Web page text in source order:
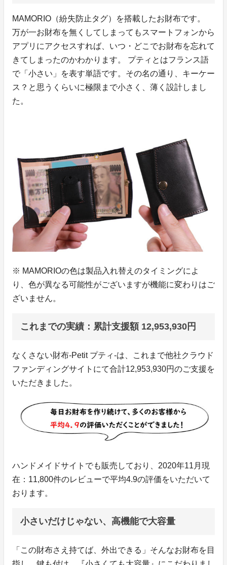
MAMORIO（紛失防止タグ）を搭載したお財布です。
万が一お財布を無くしてしまってもスマートフォンから
アプリにアクセスすれば、いつ・どこでお財布を忘れて
きてしまったのかわかります。 プティとはフランス語
で「小さい」を表す単語です。その名の通り、キーケー
ス？と思うくらいに極限まで小さく、薄く設計しまし
た。
※ MAMORIOの色は製品入れ替えのタイミングによ
り、色が異なる可能性がございますが機能に変わりはご
ざいません。
これまでの実績：累計支援額 12,953,930円
なくさない財布-Petit プティ-は、これまで他社クラウド
ファンディングサイトにて合計12,953,930円のご支援を
いただきました。
ハンドメイドサイトでも販売しており、2020年11月現
在：11,800件のレビューで平均4.9の評価をいただいて
おります。
小さいだけじゃない、高機能で大容量
「この財布さえ持てば、外出できる」そんなお財布を目